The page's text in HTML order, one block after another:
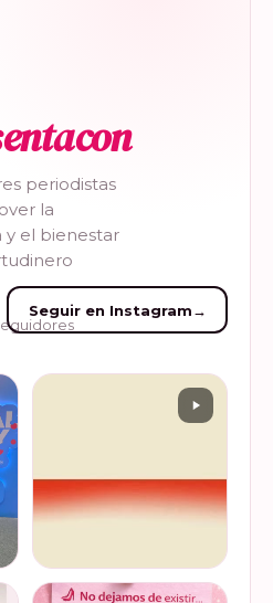
periodistas
la
y el bienestar
Seguir en Instagram→
Del 17 al 22 de marzo se